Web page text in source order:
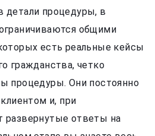
детали процедуры, в
общими
есть реальные кейсы
гражданства, четко
процедуры. Они постоянно
и, при
развернутые ответы на